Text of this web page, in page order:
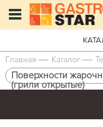
Главная Каталог
Поверхности
(грили открытые)